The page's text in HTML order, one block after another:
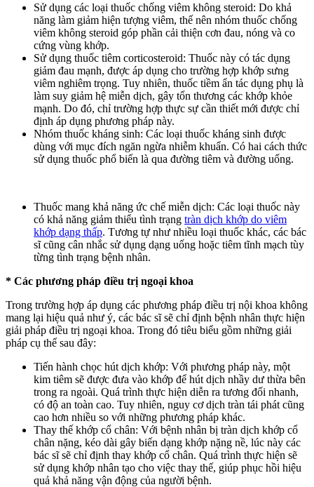
Sử dụng các loại thuốc chống viêm không steroid: Do khả
năng làm giảm hiện tượng viêm, thế nên nhóm thuốc chống
viêm không steroid góp phần cải thiện cơn đau, nóng và co
cứng vùng khớp.
Sử dụng thuốc tiêm corticosteroid: Thuốc này có tác dụng
giảm đau mạnh, được áp dụng cho trường hợp khớp sưng
viêm nghiêm trọng. Tuy nhiên, thuốc tiềm ẩn tác dụng phụ là
làm suy giảm hệ miễn dịch, gây tổn thương các khớp khỏe
mạnh. Do đó, chỉ trường hợp thực sự cần thiết mới được chỉ
định áp dụng phương pháp này.
Nhóm thuốc kháng sinh: Các loại thuốc kháng sinh được
dùng với mục đích ngăn ngừa nhiễm khuẩn. Có hai cách thức
sử dụng thuốc phổ biến là qua đường tiêm và đường uống.
Thuốc mang khả năng ức chế miễn dịch: Các loại thuốc này
có khả năng giảm thiểu tình trạng tràn dịch khớp do viêm
khớp dạng thấp. Tương tự như nhiều loại thuốc khác, các bác
sĩ cũng cân nhắc sử dụng dạng uống hoặc tiêm tĩnh mạch tùy
từng tình trạng bệnh nhân.
* Các phương pháp điều trị ngoại khoa
Trong trường hợp áp dụng các phương pháp điều trị nội khoa không
mang lại hiệu quả như ý, các bác sĩ sẽ chỉ định bệnh nhân thực hiện
giải pháp điều trị ngoại khoa. Trong đó tiêu biểu gồm những giải
pháp cụ thể sau đây:
Tiến hành chọc hút dịch khớp: Với phương pháp này, một
kim tiêm sẽ được đưa vào khớp để hút dịch nhầy dư thừa bên
trong ra ngoài. Quá trình thực hiện diễn ra tương đối nhanh,
có độ an toàn cao. Tuy nhiên, nguy cơ dịch tràn tái phát cũng
cao hơn nhiều so với những phương pháp khác.
Thay thế khớp cổ chân: Với bệnh nhân bị tràn dịch khớp cổ
chân nặng, kéo dài gây biến dạng khớp nặng nề, lúc này các
bác sĩ sẽ chỉ định thay khớp cổ chân. Quá trình thực hiện sẽ
sử dụng khớp nhân tạo cho việc thay thế, giúp phục hồi hiệu
quả khả năng vận động của người bệnh.